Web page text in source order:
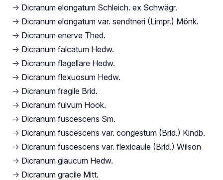
→ Dicranum elongatum Schleich. ex Schwägr.
→ Dicranum elongatum var. sendtneri (Limpr.) Mönk.
→ Dicranum enerve Thed.
→ Dicranum falcatum Hedw.
→ Dicranum flagellare Hedw.
→ Dicranum flexuosum Hedw.
→ Dicranum fragile Brid.
→ Dicranum fulvum Hook.
→ Dicranum fuscescens Sm.
→ Dicranum fuscescens var. congestum (Brid.) Kindb.
→ Dicranum fuscescens var. flexicaule (Brid.) Wilson
→ Dicranum glaucum Hedw.
→ Dicranum gracile Mitt.